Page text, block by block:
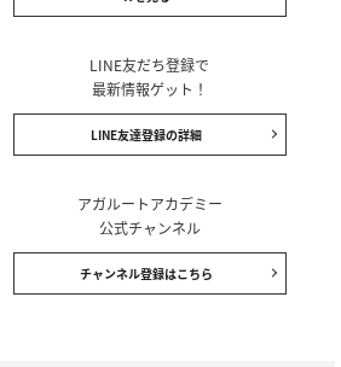
LINE友だち登録で
最新情報ゲット！
LINE友達登録の詳細
アガルートアカデミー
公式チャンネル
チャンネル登録はこちら